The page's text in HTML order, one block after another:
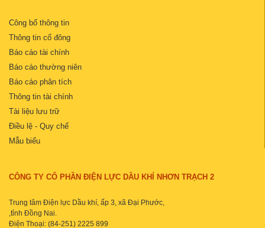
Công bố thông tin
Thông tin cổ đông
Báo cáo tài chính
Báo cáo thường niên
Báo cáo phân tích
Thông tin tài chính
Tài liệu lưu trữ
Điều lệ - Quy chế
Mẫu biểu
CÔNG TY CỔ PHẦN ĐIỆN LỰC DẦU KHÍ NHƠN TRẠCH 2
Trung tâm Điện lực Dầu khí, ấp 3, xã Đại Phước,
,tỉnh Đồng Nai.
Điện Thoại: (84-251) 2225 899